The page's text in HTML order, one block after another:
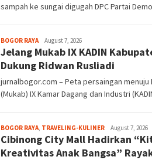
sampah ke sungai digugah DPC Partai
BOGOR RAYAAga
Alamanda
August 7, 2026
Jelang Mukab IX KADIN
Dukung Ridwan Rusliadi
jurnalbogor.com – Peta persaingan menuju
(Mukab) IX Kamar Dagang dan Industri
BOGOR RAYA, TRAVELING-KULINERAga
Alamanda
August 7, 2026
Cibinong City Mall Hadirkan
Kreativitas Anak Bangsa”